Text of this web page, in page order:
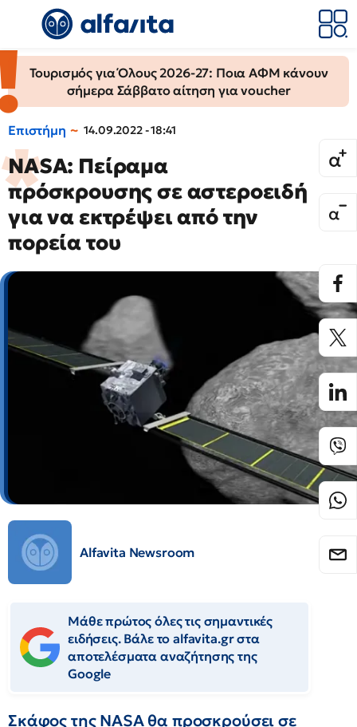
Τουρισμός για Όλους 2026-27: Ποια ΑΦΜ κάνουν
σήμερα Σάββατο αίτηση για voucher
Επιστήμη 14.09.2022 - 18:41
NASA: Πείραμα
πρόσκρουσης σε αστεροειδή
για να εκτρέψει από την
πορεία του
Alfavita Newsroom
Μάθε πρώτος όλες τις σημαντικές
ειδήσεις. Βάλε το alfavita.gr στα
αποτελέσματα αναζήτησης της
Google
Σκάφος της NASA θα προσκρούσει σε